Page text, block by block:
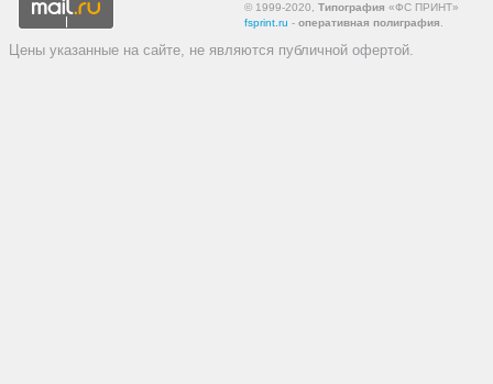
© 1999-2020, Типография «ФС ПРИНТ»
fsprint.ru - оперативная полиграфия
Цены указанные на сайте, не являются публичной офертой.